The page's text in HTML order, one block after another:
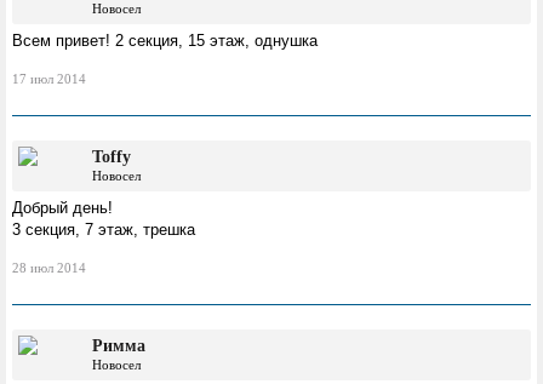
Новосел
Всем привет! 2 секция, 15 этаж, однушка
17 июл 2014
Toffy
Новосел
Добрый день!
3 секция, 7 этаж, трешка
28 июл 2014
Римма
Новосел